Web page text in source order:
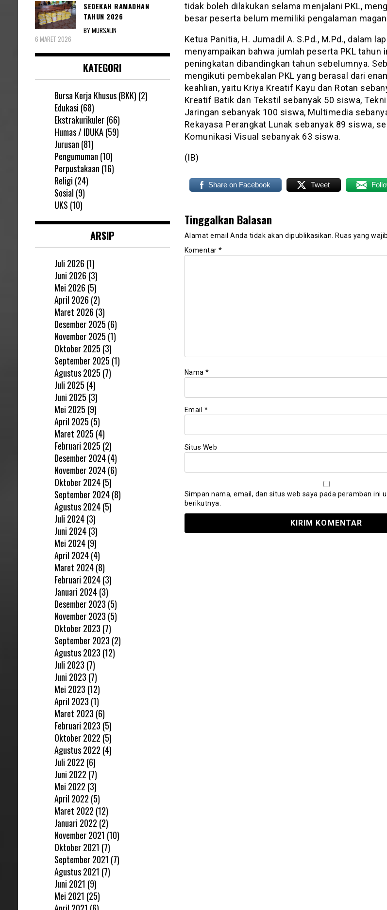
tidak boleh dilakukan selama menjalani PKL,
besar peserta belum memiliki pengalaman
Ketua Panitia, H. Jumadil A. S.Pd., M.Pd., dalam
menyampaikan bahwa jumlah peserta PKL tahun
peningkatan dibandingkan tahun sebelumnya.
mengikuti pembekalan PKL yang berasal dari
keahlian, yaitu Kriya Kreatif Kayu dan Rotan
Kreatif Batik dan Tekstil sebanyak 50 siswa,
Jaringan sebanyak 100 siswa, Multimedia
Rekayasa Perangkat Lunak sebanyak 89 siswa,
Komunikasi Visual sebanyak 63 siswa.
(IB)
Share on Facebook Tweet
Tinggalkan Balasan
Alamat email Anda tidak akan dipublikasikan. Ruas yang
Komentar *
Nama *
Email *
Situs Web
Simpan nama, email, dan situs web saya pada peramban ini
berikutnya.
SEDEKAH RAMADHAN
TAHUN 2026
BY MURSALIN
6 MARET 2026
KATEGORI
Bursa Kerja Khusus (BKK) (2)
Edukasi (68)
Ekstrakurikuler(66)
Humas / IDUKA(59)
Jurusan (81)
Pengumuman (10)
Perpustakaan (16)
Religi (24)
Sosial (9)
UKS (10)
ARSIP
Juli 2026 (1)
Juni 2026 (3)
Mei 2026 (5)
April 2026 (2)
Maret 2026 (3)
Desember 2025 (6)
November 2025 (1)
Oktober 2025 (3)
September 2025 (1)
Agustus 2025 (7)
Juli 2025 (4)
Juni 2025 (3)
Mei 2025 (9)
April 2025 (5)
Maret 2025 (4)
Februari 2025 (2)
Desember 2024(4)
November 2024(6)
Oktober 2024(5)
September 2024(8)
Agustus 2024(5)
Juli 2024(3)
Juni 2024(3)
Mei 2024(9)
April 2024(4)
Maret 2024(8)
Februari 2024(3)
Januari 2024(3)
Desember 2023 (5)
November 2023 (5)
Oktober 2023 (7)
September 2023 (2)
Agustus 2023 (12)
Juli 2023 (7)
Juni 2023 (7)
Mei 2023 (12)
April 2023 (1)
Maret 2023 (6)
Februari 2023 (5)
Oktober 2022 (5)
Agustus 2022 (4)
Juli 2022 (6)
Juni 2022 (7)
Mei 2022 (3)
April 2022 (5)
Maret 2022 (12)
Januari 2022 (2)
November 2021 (10)
Oktober 2021 (7)
September 2021 (7)
Agustus 2021 (7)
Juni 2021 (9)
Mei 2021 (25)